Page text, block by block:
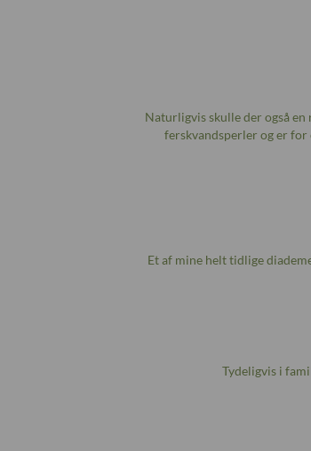
Naturligvis skulle der også
ferskvandsperler og er for
Et af mine helt tidlige
Tydeligvis i